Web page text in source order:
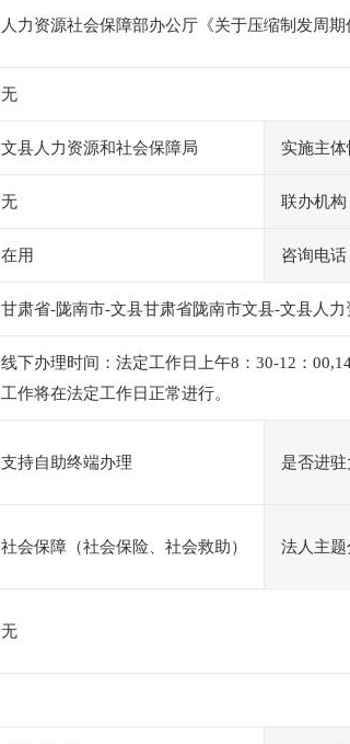
人力资源社会保障部办公厅《关于压缩制发周
无
文县人力资源和社会保障局 实施主
无 联办机构
在用 咨询电话
甘肃省-陇南市-文县甘肃省陇南市文县-文县人
线下办理时间：法定工作日上午8：30-12：
工作将在法定工作日正常进行。
支持自助终端办理 是否进
社会保障（社会保险、社会救助） 法人主题
无